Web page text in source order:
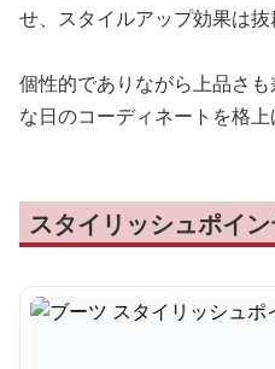
せ、スタイルアップ効果は抜
個性的でありながら上品さ
な日のコーディネートを格上
スタイリッシュポイ